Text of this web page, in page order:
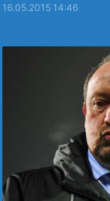
16.05.2015 14:46